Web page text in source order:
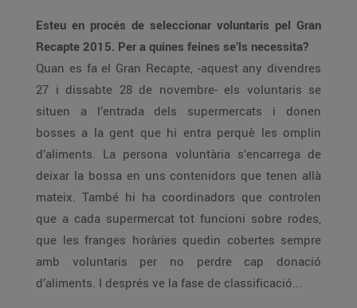
Esteu en procés de seleccionar voluntaris pel Gran
Recapte 2015. Per a quines feines se’ls necessita?
Quan es fa el Gran Recapte, -aquest any divendres
27 i dissabte 28 de novembre- els voluntaris se
situen a l’entrada dels supermercats i donen
bosses a la gent que hi entra perquè les omplin
d’aliments. La persona voluntària s’encarrega de
deixar la bossa en uns contenidors que tenen allà
mateix. També hi ha coordinadors que controlen
que a cada supermercat tot funcioni sobre rodes,
que les franges horàries quedin cobertes sempre
amb voluntaris per no perdre cap donació
d’aliments. I després ve la fase de classificació...